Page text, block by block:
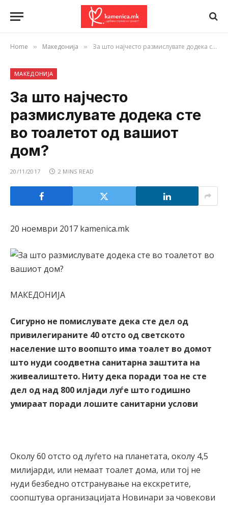
Home » Македонија » За што најчесто размислувате додека сте во тоалетот од вашиот дом?
МАКЕДОНИЈА
За што најчесто
размислувате додека сте
во тоалетот од вашиот
дом?
20/11/2017 2 MINS READ
20 ноември 2017 kamenica.mk
МАКЕДОНИЈА
Сигурно не помислувате дека сте дел од
привилегираните 40 отсто од светското
население што воопшто има тоалет во домот
што нуди соодветна санитарна заштита на
живеалиштето. Ниту дека поради тоа не сте
дел од над 800 илјади луѓе што годишно
умираат поради лошите санитарни услови
Околу 60 отсто од луѓето на планетата, околу 4,5
милијарди, или немаат тоалет дома, или тој не
нуди безбедно отстранување на екскретите,
соопштува организацијата Новинари за човекови